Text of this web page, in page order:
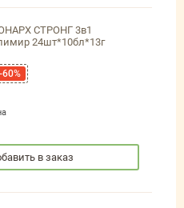
СТРОНГ 3в1
24шт*10бл*13г
-60%
в заказ